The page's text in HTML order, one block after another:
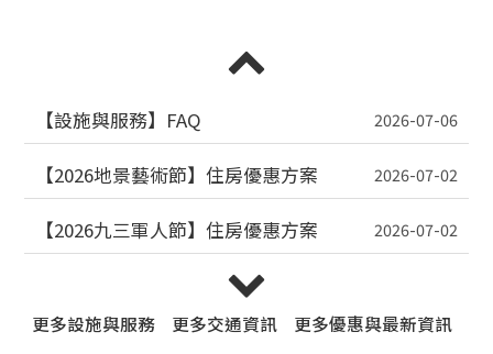
【2026地景藝術節】住房優惠方案 2026-07-02
【2026九三軍人節】住房優惠方案 2026-07-02
【115年全民運動會】住房優惠方案 2026-06-09
【2026台灣設計展】住房優惠方案
時租價目表 2026-05-14
更多優惠與最新資訊
更多交通資訊
更多設施與服務